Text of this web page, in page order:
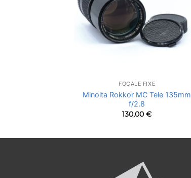
FOCALE FIXE
Minolta Rokkor MC Tele 135mm
f/2.8
130,00€